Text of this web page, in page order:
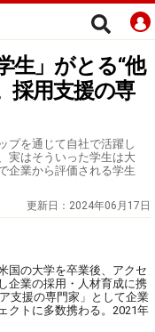
生」がとる“他
採用支援の専
プを通じて自社で活躍し
実はそういった学生は大
企業から評価される学生
更新日： 2024年06月17日
国の大学を卒業後、アクセ
企業の採用・人材育成に携
支援の専門家」として企業
クトに多数携わる。2021年